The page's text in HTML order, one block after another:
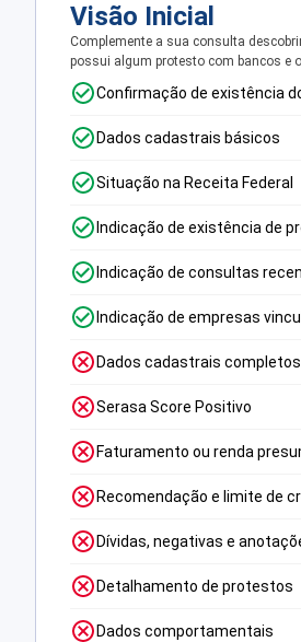
Visão Inicial
Complemente a sua consulta
possui algum protesto com bancos e
Confirmação de existência
Dados cadastrais básicos
Situação na Receita Federal
Indicação de existência de
Indicação de consultas
Indicação de empresas
Dados cadastrais completos
Serasa Score Positivo
Faturamento ou renda
Recomendação e limite de
Dívidas, negativas e
Detalhamento de protestos
Dados comportamentais